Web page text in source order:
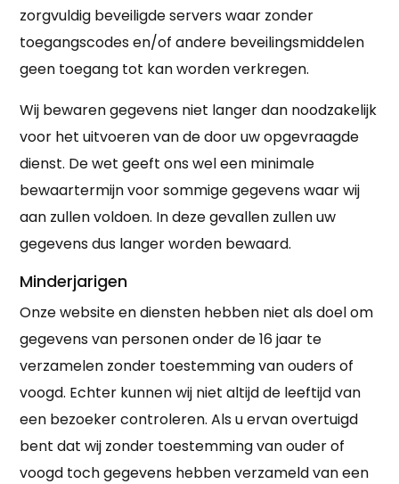
zorgvuldig beveiligde servers waar zonder
toegangscodes en/of andere beveilingsmiddelen
geen toegang tot kan worden verkregen.
Wij bewaren gegevens niet langer dan noodzakelijk
voor het uitvoeren van de door uw opgevraagde
dienst. De wet geeft ons wel een minimale
bewaartermijn voor sommige gegevens waar wij
aan zullen voldoen. In deze gevallen zullen uw
gegevens dus langer worden bewaard.
Minderjarigen
Onze website en diensten hebben niet als doel om
gegevens van personen onder de 16 jaar te
verzamelen zonder toestemming van ouders of
voogd. Echter kunnen wij niet altijd de leeftijd van
een bezoeker controleren. Als u ervan overtuigd
bent dat wij zonder toestemming van ouder of
voogd toch gegevens hebben verzameld van een